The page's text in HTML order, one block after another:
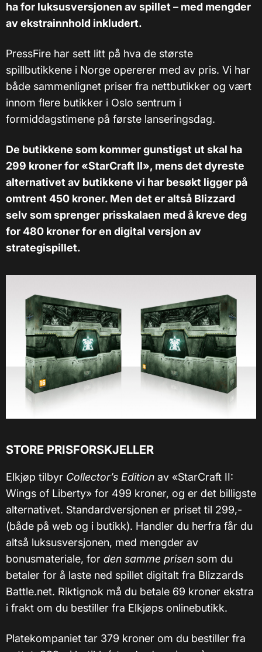
ha for luksusversjonen av spillet – med mengder
av ekstrainnhold inkludert.
PressFire har sett litt på hva de største
spillbutikkene i Norge opererer med av pris. Vi har
både sammenlignet priser fra nettbutikker og vært
innom flere butikker i Oslo sentrum i
formiddagstimene på første lanseringsdag.
De butikkene som kommer gunstigst ut skal ha
299 kroner for «StarCraft II», mens det dyreste
alternativet av butikkene vi har besøkt ligger på
omtrent 450 kroner. Men det er altså Blizzard
selv som sprenger prisskalaen med å kreve deg
for 480 kroner for en digital versjon av
strategispillet.
STORE PRISFORSKJELLER
Elkjøp tilbyr Collector’s Edition av «StarCraft II:
Wings of Liberty» for 499 kroner, og er det billigste
alternativet. Standardversjonen er priset til 299,-
(både på web og i butikk). Handler du herfra får du
altså luksusversjonen, med mengder av
bonusmateriale, for den samme prisen som du
betaler for å laste ned spillet digitalt fra Blizzards
Battle.net. Riktignok må du betale 69 kroner ekstra
i frakt om du bestiller fra Elkjøps onlinebutikk.
Platekompaniet tar 379 kroner om du bestiller fra